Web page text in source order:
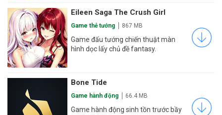
Eileen Saga The Crush Girl
Game thẻ tướng 867 MB
Game đấu tướng chiến thuật màn
hình dọc lấy chủ đề fantasy.
Bone Tide
Game hành động 66.4 MB
Game hành động sinh tồn trước bầy